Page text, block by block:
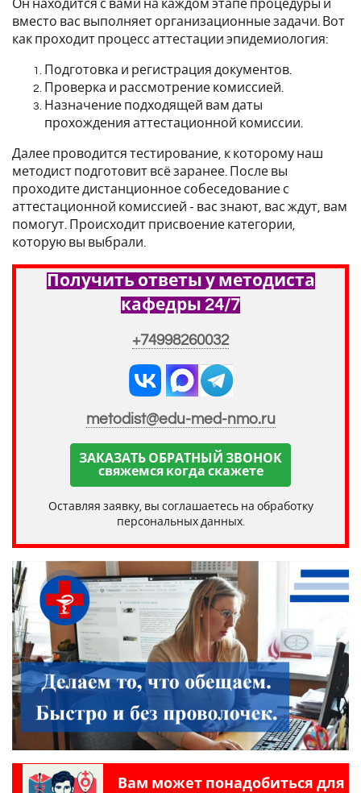
Он находится с вами на каждом этапе процедуры и
вместо вас выполняет организационные задачи. Вот
как проходит процесс аттестации эпидемиология:
Подготовка и регистрация документов.
Проверка и рассмотрение комиссией.
Назначение подходящей вам даты
прохождения аттестационной комиссии.
Далее проводится тестирование, к которому наш
методист подготовит всё заранее. После вы
проходите дистанционное собеседование с
аттестационной комиссией - вас знают, вас ждут, вам
помогут. Происходит присвоение категории,
которую вы выбрали.
Получить ответы у методиста
кафедры 24/7
+74998260032
metodist@edu-med-nmo.ru
ЗАКАЗАТЬ ОБРАТНЫЙ ЗВОНОК
свяжемся когда скажете
Оставляя заявку, вы соглашаетесь на обработку
персональных данных.
Вам может понадобиться для